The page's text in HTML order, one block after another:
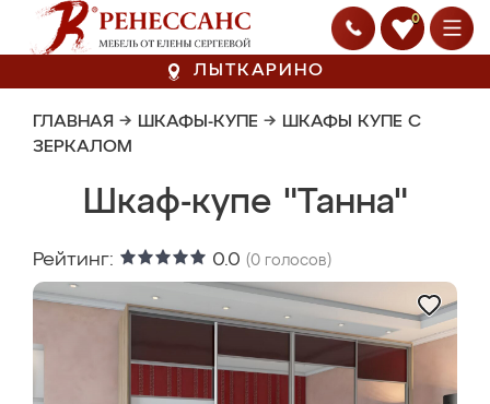
0
ЛЫТКАРИНО
ГЛАВНАЯ → ШКАФЫ-КУПЕ → ШКАФЫ КУПЕ С
ЗЕРКАЛОМ
Шкаф-купе "Танна"
Рейтинг: 0.0 (0 голосов)